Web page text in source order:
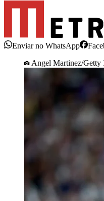
Enviar no WhatsApp
Angel Martinez/Getty